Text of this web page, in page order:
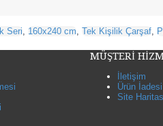
Seri 160x240 cm Tek Kişilik Çarşaf
MÜŞTERİ
İletişim
Ürün İadesi
Site